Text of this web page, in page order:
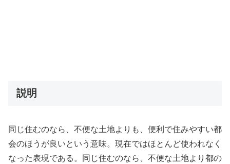
説明
同じ住むのなら、不便な土地よりも、便利で住みやすい都
会のほうが良いという意味。現在ではほとんど使われなく
なった表現である。同じ住むのなら、不便な土地より都の